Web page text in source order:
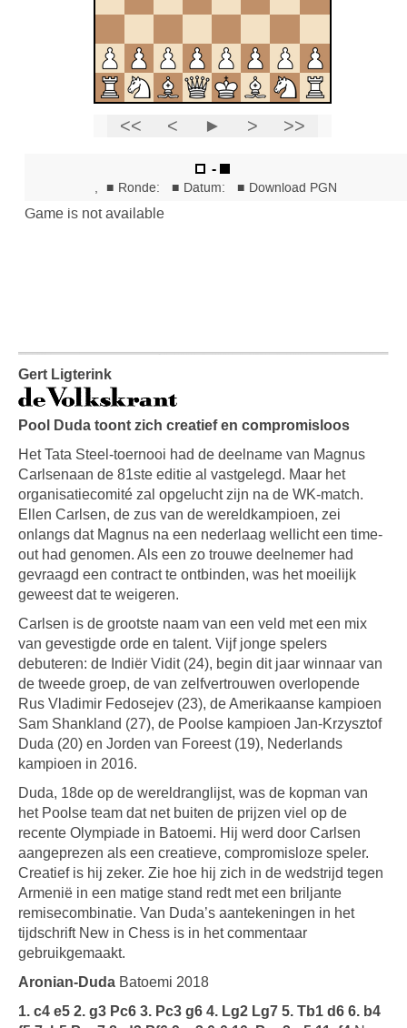
Gert Ligterink
Pool Duda toont zich creatief en compromisloos
Het Tata Steel-toernooi had de deelname van Magnus
Carlsenaan de 81ste editie al vastgelegd. Maar het
organisatiecomité zal opgelucht zijn na de WK-match.
Ellen Carlsen, de zus van de wereldkampioen, zei
onlangs dat Magnus na een nederlaag wellicht een time-
out had genomen. Als een zo trouwe deelnemer had
gevraagd een contract te ontbinden, was het moeilijk
geweest dat te weigeren.
Carlsen is de grootste naam van een veld met een mix
van gevestigde orde en talent. Vijf jonge spelers
debuteren: de Indiër Vidit (24), begin dit jaar winnaar van
de tweede groep, de van zelfvertrouwen overlopende
Rus Vladimir Fedosejev (23), de Amerikaanse kampioen
Sam Shankland (27), de Poolse kampioen Jan-Krzysztof
Duda (20) en Jorden van Foreest (19), Nederlands
kampioen in 2016.
Duda, 18de op de wereldranglijst, was de kopman van
het Poolse team dat net buiten de prijzen viel op de
recente Olympiade in Batoemi. Hij werd door Carlsen
aangeprezen als een creatieve, compromisloze speler.
Creatief is hij zeker. Zie hoe hij zich in de wedstrijd tegen
Armenië in een matige stand redt met een briljante
remisecombinatie. Van Duda’s aantekeningen in het
tijdschrift New in Chess is in het commentaar
gebruikgemaakt.
Aronian-Duda Batoemi 2018
1. c4 e5 2. g3 Pc6 3. Pc3 g6 4. Lg2 Lg7 5. Tb1 d6 6. b4